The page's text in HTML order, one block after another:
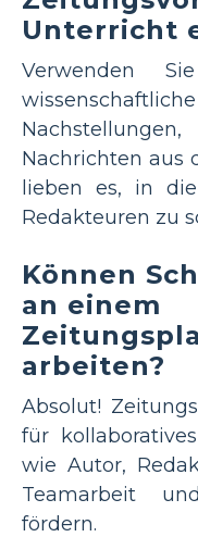
Unterricht
Verwenden
Nachrichten aus
lieben es, in
Redakteuren zu
Können
an einem
arbeiten?
Absolut!
für
wie Autor,
Teamarbeit
fördern.